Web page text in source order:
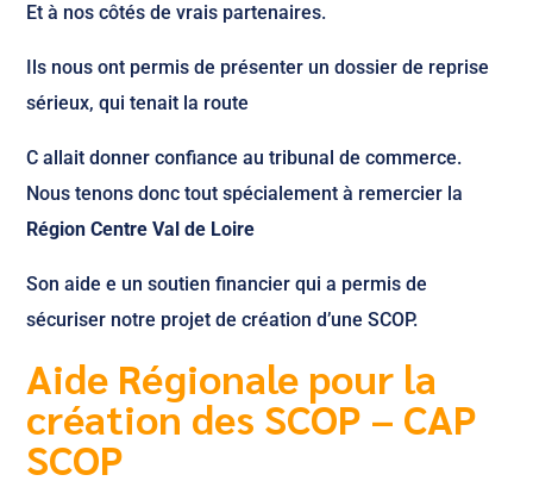
Et à nos côtés de vrais partenaires.
Ils nous ont permis de présenter un dossier de reprise
sérieux, qui tenait la route
C allait donner confiance au tribunal de commerce.
Nous tenons donc tout spécialement à remercier la
Région Centre Val de Loire
Son aide e un soutien financier qui a permis de
sécuriser notre projet de création d’une SCOP.
Aide Régionale pour la
création des SCOP – CAP
SCOP